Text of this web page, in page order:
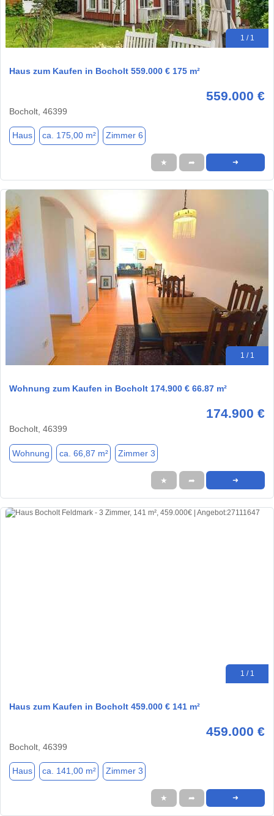
1 / 1
Haus zum Kaufen in Bocholt 559.000 € 175 m²
559.000 €
Bocholt, 46399
Haus ca. 175,00 m² Zimmer 6
★ ➦ ➜
1 / 1
Wohnung zum Kaufen in Bocholt 174.900 € 66.87 m²
174.900 €
Bocholt, 46399
Wohnung ca. 66,87 m² Zimmer 3
★ ➦ ➜
1 / 1
Haus zum Kaufen in Bocholt 459.000 € 141 m²
459.000 €
Bocholt, 46399
Haus ca. 141,00 m² Zimmer 3
★ ➦ ➜